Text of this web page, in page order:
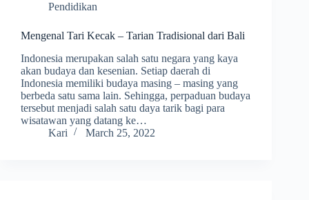
Pendidikan
Mengenal Tari Kecak – Tarian Tradisional dari Bali
Indonesia merupakan salah satu negara yang kaya
akan budaya dan kesenian. Setiap daerah di
Indonesia memiliki budaya masing – masing yang
berbeda satu sama lain. Sehingga, perpaduan budaya
tersebut menjadi salah satu daya tarik bagi para
wisatawan yang datang ke…
Kari
March 25, 2022